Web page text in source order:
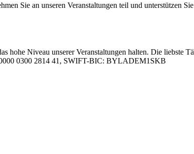
Sie an un­se­ren Ver­an­stal­tun­gen teil und un­ter­stüt­zen
Ni­veau un­se­rer Ver­an­stal­tun­gen hal­ten. Die liebs­te
0300 2814 41, SWIFT-BIC: BYLADEM1SKB